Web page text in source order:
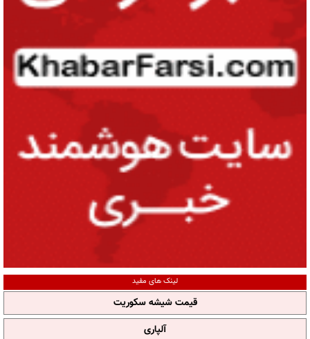
لینک های مفید
قیمت شیشه سکوریت
آلپاری